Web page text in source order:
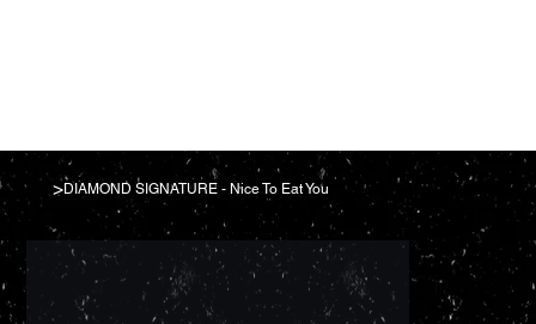
>DIAMOND SIGNATURE - Nice To Eat You